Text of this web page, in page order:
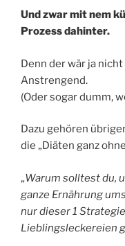
Und zwar mit nem
Prozess dahinter.
Denn der wär ja nicht
Anstrengend.
(Oder sogar dumm,
Dazu gehören
die „Diäten ganz
„Warum solltest du,
ganze Ernährung
nur dieser 1
Lieblingsleckereien